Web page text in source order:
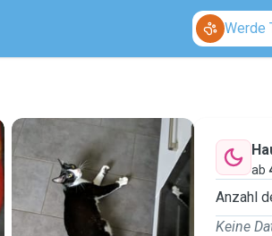
Werde
ab
Anzahl
Keine